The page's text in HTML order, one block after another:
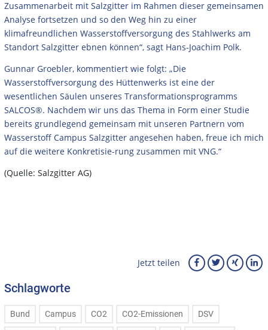
Zusammenarbeit mit Salzgitter im Rahmen dieser gemeinsamen
Analyse fortsetzen und so den Weg hin zu einer
klimafreundlichen Wasserstoffversorgung des Stahlwerks am
Standort Salzgitter ebnen können“, sagt Hans-Joachim Polk.
Gunnar Groebler, kommentiert wie folgt: „Die
Wasserstoffversorgung des Hüttenwerks ist eine der
wesentlichen Säulen unseres Transformationsprogramms
SALCOS®. Nachdem wir uns das Thema in Form einer Studie
bereits grundlegend gemeinsam mit unseren Partnern vom
Wasserstoff Campus Salzgitter angesehen haben, freue ich mich
auf die weitere Konkretisie-rung zusammen mit VNG.“
(Quelle: Salzgitter AG)
Jetzt teilen
Schlagworte
Bund Campus CO2 CO2-Emissionen DSV